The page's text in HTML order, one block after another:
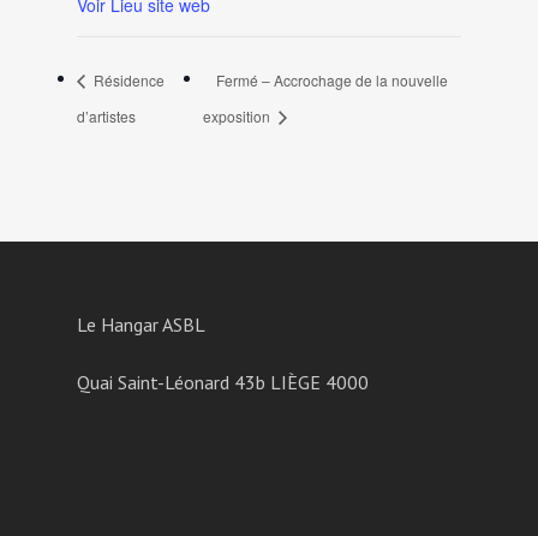
Voir Lieu site web
Résidence
d’artistes
Fermé – Accrochage de la nouvelle
exposition
Le Hangar ASBL
Quai Saint-Léonard 43b LIÈGE 4000